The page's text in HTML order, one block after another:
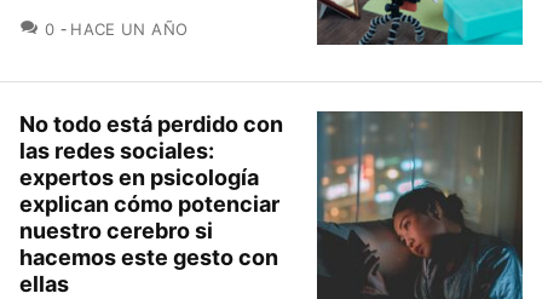
0 COMENTARIOS
HACE UN AÑO
No todo está perdido con
las redes sociales:
expertos en psicología
explican cómo potenciar
nuestro cerebro si
hacemos este gesto con
ellas